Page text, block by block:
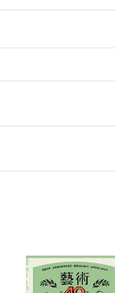
第2條第5款之規
點選「瀏覽訂單明
付款方式
Payment